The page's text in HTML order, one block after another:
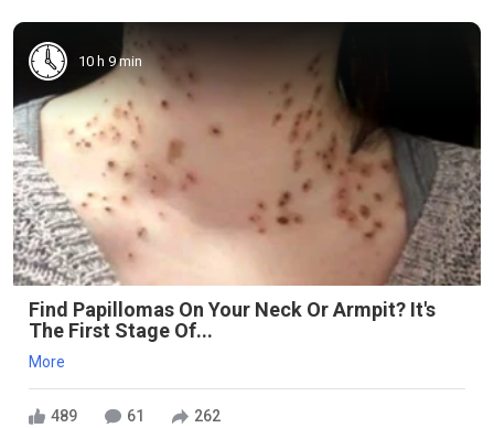
10 h 9 min
Find Papillomas On Your Neck Or Armpit? It's
The First Stage Of...
More
489 61 262